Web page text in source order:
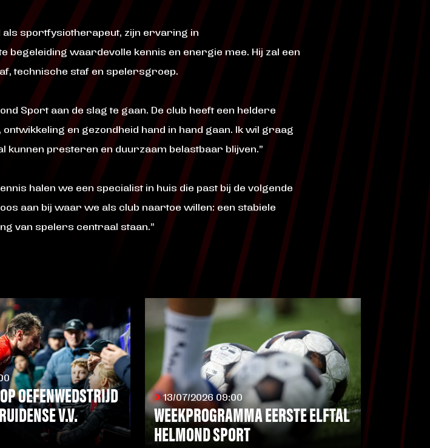
sportfysiotherapeut, zijn ervaring in
waardevolle kennis en energie mee. Hij zal een
technische staf en spelersgroep.
Sport aan de slag te gaan. De club heeft een heldere
en gezondheid hand in hand gaan. Ik wil graag
presteren en duurzaam belastbaar blijven.”
halen we een specialist in huis die past bij de volgende
aan bij waar we als club naartoe willen: een stabiele
van spelers centraal staan.”
OEFENWEDSTRIJD
V.V.
13/07/2026 09:00
WEEKPROGRAMMA EERSTE ELFTAL
HELMOND SPORT